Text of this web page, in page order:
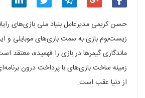
گذاری
در
فیسبوک
گذاری
در
گوگل
گذاری
در
تلگرام
گذاری
در
توییتر
گذاری
در
لینکدین
حسن کریمی مدیرعامل بنیاد ملی بازی‌های
زیست‌بوم بازی به سمت بازی‌های موبایلی و
ماندگاری گیمرها در بازی را فهمیده، معتقد
زمینه ساخت بازی‌های با پرداخت درون
از دنیا عقب است.